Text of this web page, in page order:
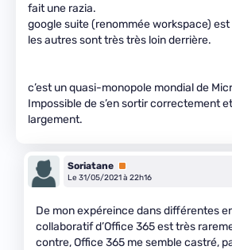
fait une razia.
google suite (renommée workspace) est
les autres sont très très loin derrière.
c’est un quasi-monopole mondial de
Impossible de s’en sortir correctement
largement.
Soriatane Premium
Le 31/05/2021 à 22h16
De mon expéreince dans différentes
collaboratif d’Office 365 est très
contre, Office 365 me semble castré,